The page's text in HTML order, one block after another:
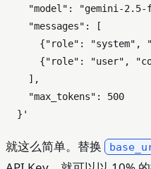
"model": "gemini-2.5-
    "messages": [
{"role": "system",
{"role": "user",
    ],
    "max_tokens": 500
  }'
就这么简单。替换